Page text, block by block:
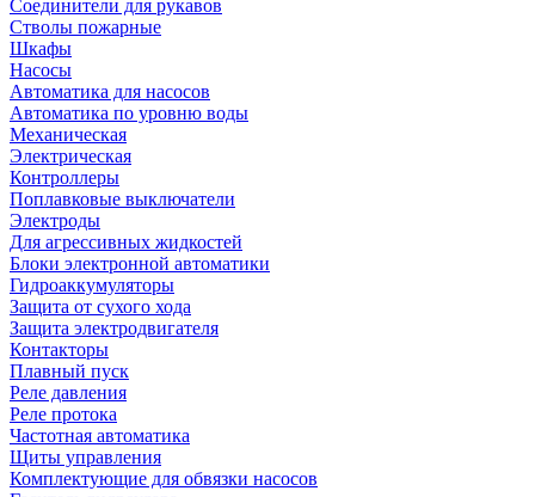
Соединители для рукавов
Стволы пожарные
Шкафы
Насосы
Автоматика для насосов
Автоматика по уровню воды
Механическая
Электрическая
Контроллеры
Поплавковые выключатели
Электроды
Для агрессивных жидкостей
Блоки электронной автоматики
Гидроаккумуляторы
Защита от сухого хода
Защита электродвигателя
Контакторы
Плавный пуск
Реле давления
Реле протока
Частотная автоматика
Щиты управления
Комплектующие для обвязки насосов